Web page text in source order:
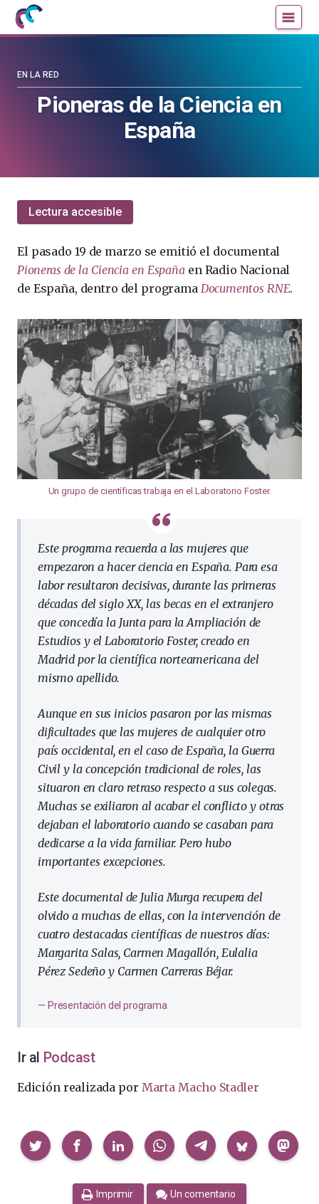
Mujeres
con
la
blog
la
Pioneras de la Ciencia en
España
EN LA RED
Lectura accesible
El pasado 19 de marzo se emitió el documental
Pioneras de la Ciencia en Españaen Radio Nacional
de España, dentro del programa Documentos RNE.
Un grupo de científicas trabaja en el Laboratorio Foster.
Este programa recuerda a las mujeres que
empezaron a hacer ciencia en España. Para esa
labor resultaron decisivas, durante las primeras
décadas del siglo XX, las becas en el extranjero
que concedía la Junta para la Ampliación de
Estudios y el Laboratorio Foster, creado en
Madrid por la científica norteamericana del
mismo apellido.
Aunque en sus inicios pasaron por las mismas
dificultades que las mujeres de cualquier otro
país occidental, en el caso de España, la Guerra
Civil y la concepción tradicional de roles, las
situaron en claro retraso respecto a sus colegas.
Muchas se exiliaron al acabar el conflicto y otras
dejaban el laboratorio cuando se casaban para
dedicarse a la vida familiar. Pero hubo
importantes excepciones.
Este documental de Julia Murga recupera del
olvido a muchas de ellas, con la intervención de
cuatro destacadas científicas de nuestros días:
Margarita Salas, Carmen Magallón, Eulalia
Pérez Sedeño y Carmen Carreras Béjar.
Presentación del programa
Ir al Podcast
Edición realizada por Marta Macho Stadler
Compartir
Imprimir Un comentario